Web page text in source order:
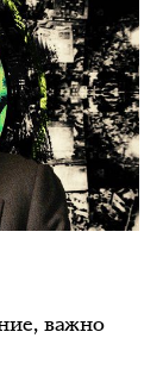
важно